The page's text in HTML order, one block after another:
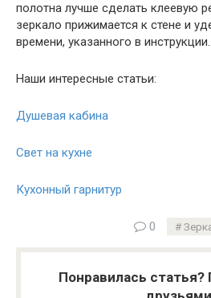
полотна лучше сделать клеевую
зеркало прижимается к стене и
времени, указанного в инструкции.
Наши интересные статьи:
Душевая кабина
Свет на кухне
Кухонный гарнитур
0
Понравилась статья?